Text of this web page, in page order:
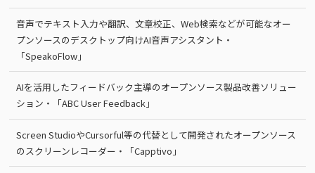
音声でテキスト入力や翻訳、文章校正、Web検索などが可能なオー
プンソースのデスクトップ向けAI音声アシスタント・
「SpeakoFlow」
AIを活用したフィードバック主導のオープンソース製品改善ソリュー
ション・「ABC User Feedback」
Screen StudioやCursorful等の代替として開発されたオープンソース
のスクリーンレコーダー・「Capptivo」